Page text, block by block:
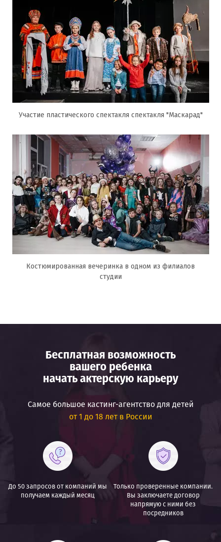
Участие пластического спектакля спектакля "Маскарад"
Костюмированная вечеринка в одном из филиалов
студии
Бесплатная возможность
вашего ребенка
начать актерскую карьеру
Самое большое кастинг-агентство для детей
от 1 до 18 лет в России
До 50 запросов от компаний мы
получаем каждый месяц
Только проверенные компании.
Вы заключаете договор
напрямую с ними без
посредников